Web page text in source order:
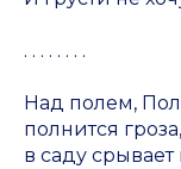
. . . . . . . .
Над полем,
полнится гроза,
в саду срывает